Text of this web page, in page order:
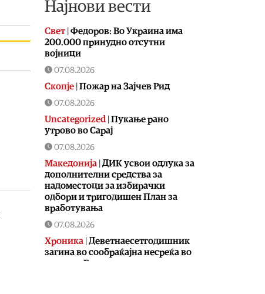
Најнови вести
Свет| Федоров: Во Украина има
200.000 принудно отсутни
војници
07.08.2026
Скопје | Пожар на Зајчев Рид
07.08.2026
Uncategorized | Пукање рано
утрово во Сарај
07.08.2026
Македонија | ДИК усвои одлука за
дополнителни средства за
надоместоци за избирачки
одбори и тригодишен План за
вработувања
07.08.2026
Хроника | Деветнаесетгодишник
загина во сообраќајна несреќа во
скопски Бутел